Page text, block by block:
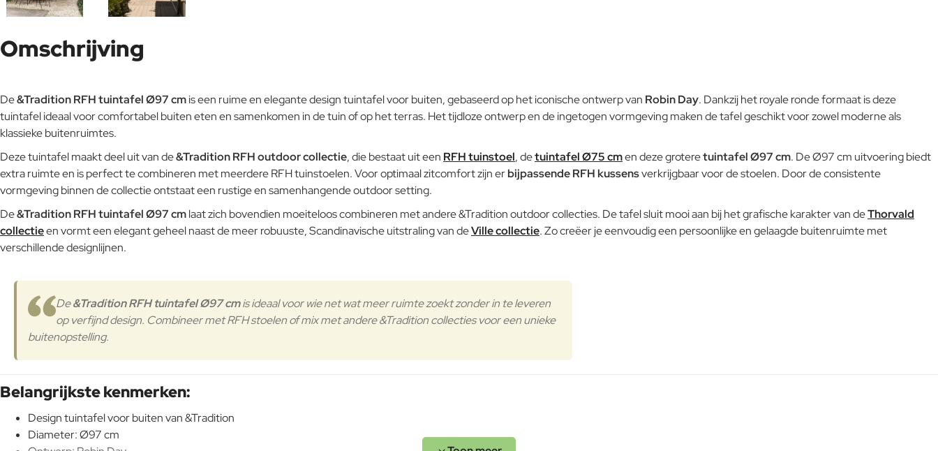
Omschrijving
De&Tradition RFH tuintafel Ø97 cmis een ruime en elegante design tuintafel voor buiten, gebaseerd op het iconische ontwerp van Robin Day. Dankzij het royale ronde formaat is deze
tuintafel ideaal voor comfortabel buiten eten en samenkomen in de tuin of op het terras. Het tijdloze ontwerp en de ingetogen vormgeving maken de tafel geschikt voor zowel moderne als
klassieke buitenruimtes.
Deze tuintafel maakt deel uit van de&Tradition RFH outdoor collectie, die bestaat uit een RFH tuinstoel, detuintafel Ø75 cmen deze groteretuintafel Ø97 cm. De Ø97 cm uitvoering biedt
extra ruimte en is perfect te combineren met meerdere RFH tuinstoelen. Voor optimaal zitcomfort zijn erbijpassende RFH kussensverkrijgbaar voor de stoelen. Door de consistente
vormgeving binnen de collectie ontstaat een rustige en samenhangende outdoor setting.
De&Tradition RFH tuintafel Ø97 cmlaat zich bovendien moeiteloos combineren met andere &Tradition outdoor collecties. De tafel sluit mooi aan bij het grafische karakter van deThorvald
collectieen vormt een elegant geheel naast de meer robuuste, Scandinavische uitstraling van deVille collectie. Zo creëer je eenvoudig een persoonlijke en gelaagde buitenruimte met
verschillende designlijnen.
De&Tradition RFH tuintafel Ø97 cmis ideaal voor wie net wat meer ruimte zoekt zonder in te leveren
op verfijnd design. Combineer met RFH stoelen of mix met andere &Tradition collecties voor een unieke
buitenopstelling.
Belangrijkste kenmerken:
Design tuintafel voor buiten van &Tradition
Diameter: Ø97 cm